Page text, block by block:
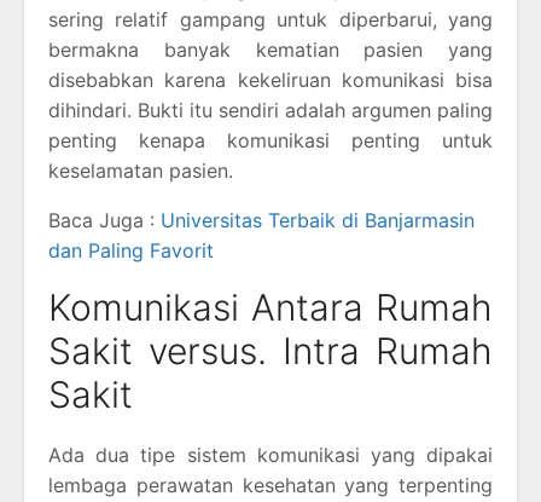
sering relatif gampang untuk diperbarui, yang
bermakna banyak kematian pasien yang
disebabkan karena kekeliruan komunikasi bisa
dihindari. Bukti itu sendiri adalah argumen paling
penting kenapa komunikasi penting untuk
keselamatan pasien.
Baca Juga : Universitas Terbaik di Banjarmasin
dan Paling Favorit
Komunikasi Antara Rumah
Sakit versus. Intra Rumah
Sakit
Ada dua tipe sistem komunikasi yang dipakai
lembaga perawatan kesehatan yang terpenting